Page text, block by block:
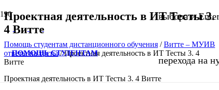
ПОМОЩЬ СТУДЕНТАМ
выбора и
перехода на
Проектная деятельность в ИТ Тесты 3.
4 Витте
Помощь студентам дистанционного обучения /Витте – МУИВ
ответы на тесты/Проектная деятельность в ИТ Тесты 3. 4
Витте
Проектная деятельность в ИТ Тесты 3. 4 Витте